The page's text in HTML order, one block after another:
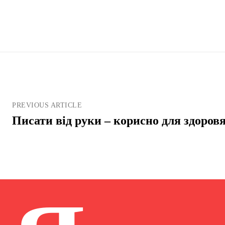
PREVIOUS ARTICLE
Писати від руки – корисно для